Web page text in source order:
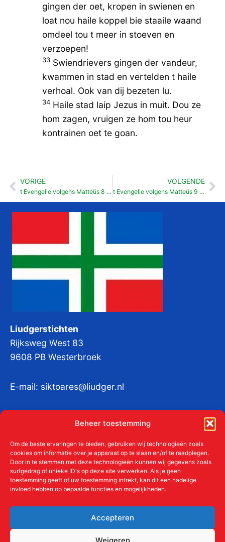
Beheer toestemming
Om de beste ervaringen te bieden, gebruiken wij technologieën zoals
cookies om informatie over je apparaat op te slaan en/of te raadplegen.
Door in te stemmen met deze technologieën kunnen wij gegevens zoals
surfgedrag of unieke ID's op deze site verwerken. Als je geen
toestemming geeft of uw toestemming intrekt, kan dit een nadelige
invloed hebben op bepaalde functies en mogelijkheden.
Accepteren
Weigeren
gingen der oet, kropen in swienen en
loat nou haile koppel bie staaile waand
omdeel tou t meer in stoeven en
verzoepen!
33Swiendrievers gingen der vandeur,
kwammen in stad en vertelden t haile
verhoal. Ook van dij bezeten lu.
34Haile stad laip Jezus in muit. Dou ze
hom zagen, vruigen ze hom tou heur
kontrainen oet te goan.
Vorige
VORIGE
t Evengelie volgens Matteüs 8 : 14-22
VOLGENDE
t Evengelie volgens Matteüs 9 : 1-17
Liudgerstichten
Rijksweg West 83
9608 PB Westerbroek
E-mail: siktoares@liudger.nl
KvKnr:41011712
Meer over de Liudgerstichten
Aanmelden als donateur
ANBI